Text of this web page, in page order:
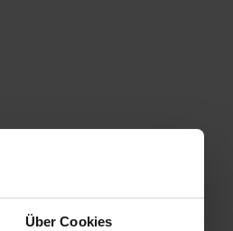
Über Cookies